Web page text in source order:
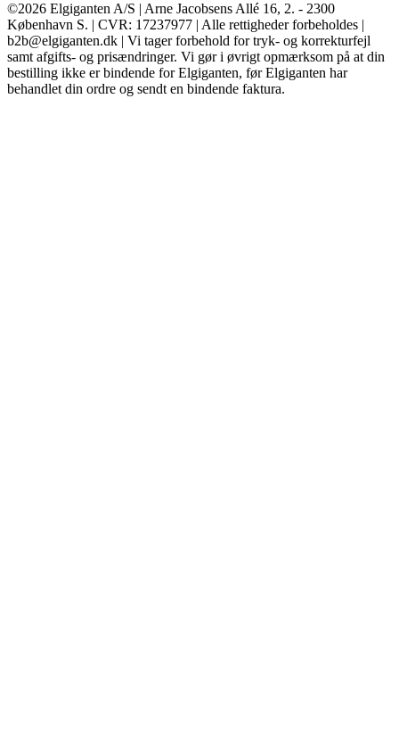
©2026 Elgiganten A/S | Arne Jacobsens Allé 16, 2. - 2300
København S. | CVR: 17237977 | Alle rettigheder forbeholdes |
b2b@elgiganten.dk | Vi tager forbehold for tryk- og korrekturfejl
samt afgifts- og prisændringer. Vi gør i øvrigt opmærksom på at din
bestilling ikke er bindende for Elgiganten, før Elgiganten har
behandlet din ordre og sendt en bindende faktura.